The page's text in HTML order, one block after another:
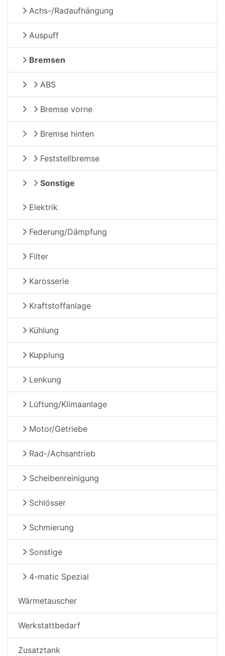
Achs-/Radaufhängung
Auspuff
Bremsen
ABS
Bremse vorne
Bremse hinten
Feststellbremse
Sonstige
Elektrik
Federung/Dämpfung
Filter
Karosserie
Kraftstoffanlage
Kühlung
Kupplung
Lenkung
Lüftung/Klimaanlage
Motor/Getriebe
Rad-/Achsantrieb
Scheibenreinigung
Schlösser
Schmierung
Sonstige
4-matic Spezial
Wärmetauscher
Werkstattbedarf
Zusatztank